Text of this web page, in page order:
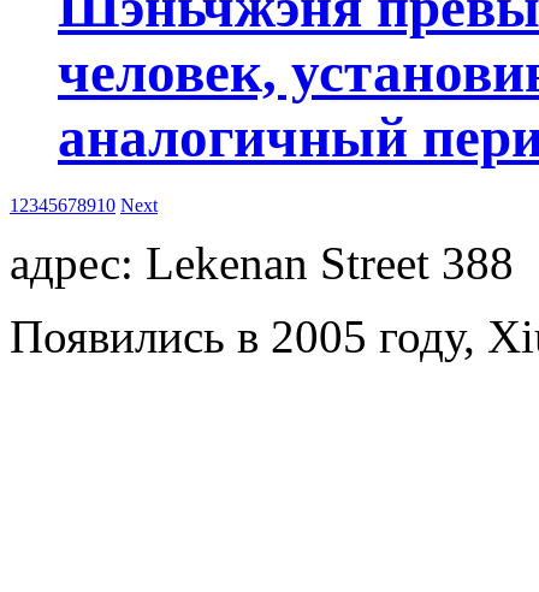
человек,
аналогичный
1 2345678910 Next
адрес: Lekenan Street 388
Появились в 2005 году,